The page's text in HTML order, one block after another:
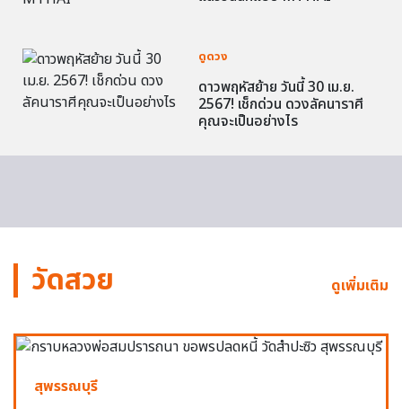
ดูดวง
ดาวพฤหัสย้าย วันนี้ 30 เม.ย.
2567! เช็กด่วน ดวงลัคนาราศี
คุณจะเป็นอย่างไร
วัดสวย ดูเพิ่มเติม
สุพรรณบุรี